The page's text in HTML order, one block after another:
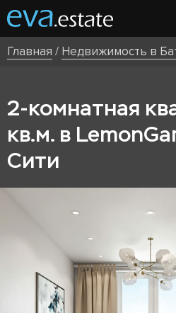
Главная / Недвижимость в
2-комнатная
кв.м. в
Сити